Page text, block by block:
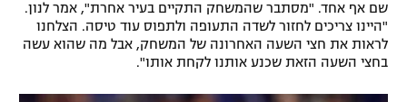
שם אף אחד. "מסתבר שהמשחק התקיים בעיר אחרת", אמר לנון.
"היינו צריכים לחזור לשדה התעופה ולתפוס עוד טיסה. הצלחנו
לראות את חצי השעה האחרונה של המשחק, אבל מה שהוא עשה
בחצי השעה הזאת שכנע אותנו לקחת אותו".